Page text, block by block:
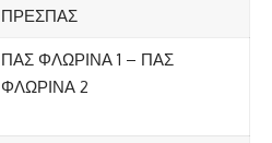
ΠΡΕΣΠΑΣ
ΠΑΣ ΦΛΩΡΙΝΑ 1 – ΠΑΣ
ΦΛΩΡΙΝΑ 2